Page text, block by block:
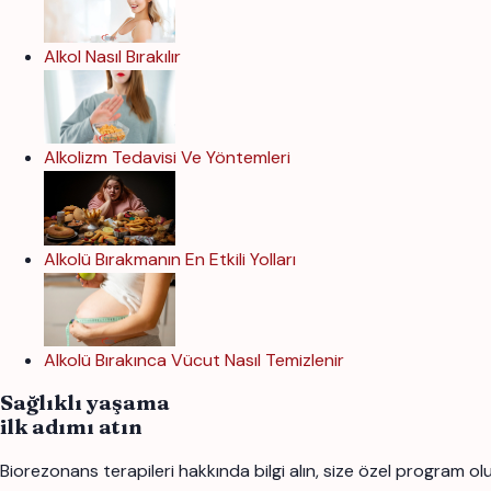
Alkol Nasıl Bırakılır
Alkolizm Tedavisi Ve Yöntemleri
Alkolü Bırakmanın En Etkili Yolları
Alkolü Bırakınca Vücut Nasıl Temizlenir
Sağlıklı yaşama
ilk adımı atın
Biorezonans terapileri hakkında bilgi alın, size özel program